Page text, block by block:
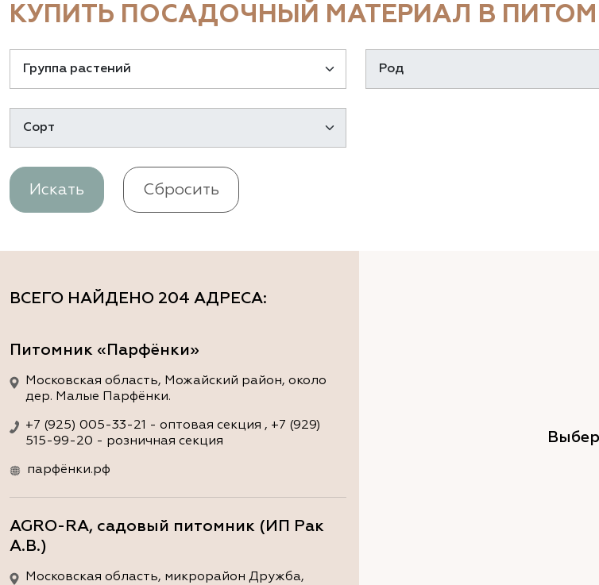
КУПИТЬ ПОСАДОЧНЫЙ МАТЕРИАЛ В
Искать Сбросить
ВСЕГО НАЙДЕНО 204 АДРЕСА:
Питомник «Парфёнки»
Московская область, Можайский район, около
дер. Малые Парфёнки.
+7 (925) 005-33-21 - оптовая секция , +7 (929)
515-99-20 - розничная секция
парфёнки.рф
AGRO-RA, садовый питомник (ИП Рак
А.В.)
Московская область, микрорайон Дружба,